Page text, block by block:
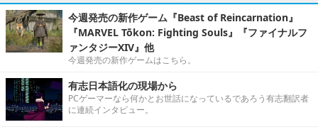
今週発売の新作ゲーム『Beast of Reincarnation』
『MARVEL Tōkon: Fighting Souls』『ファイナルフ
ァンタジーXIV』他
今週発売の新作ゲームはこちら。
有志日本語化の現場から
PCゲーマーなら何かとお世話になっているであろう有志翻訳者
に連続インタビュー。